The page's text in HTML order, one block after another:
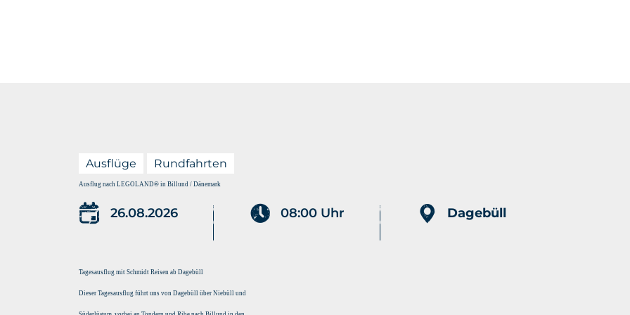
Ausflüge Rundfahrten
Ausflug nach LEGOLAND® in Billund / Dänemark
26.08.2026 08:00 Uhr Dagebüll
Tagesausflug mit Schmidt Reisen ab Dagebüll
Dieser Tagesausflug führt uns von Dagebüll über Niebüll und